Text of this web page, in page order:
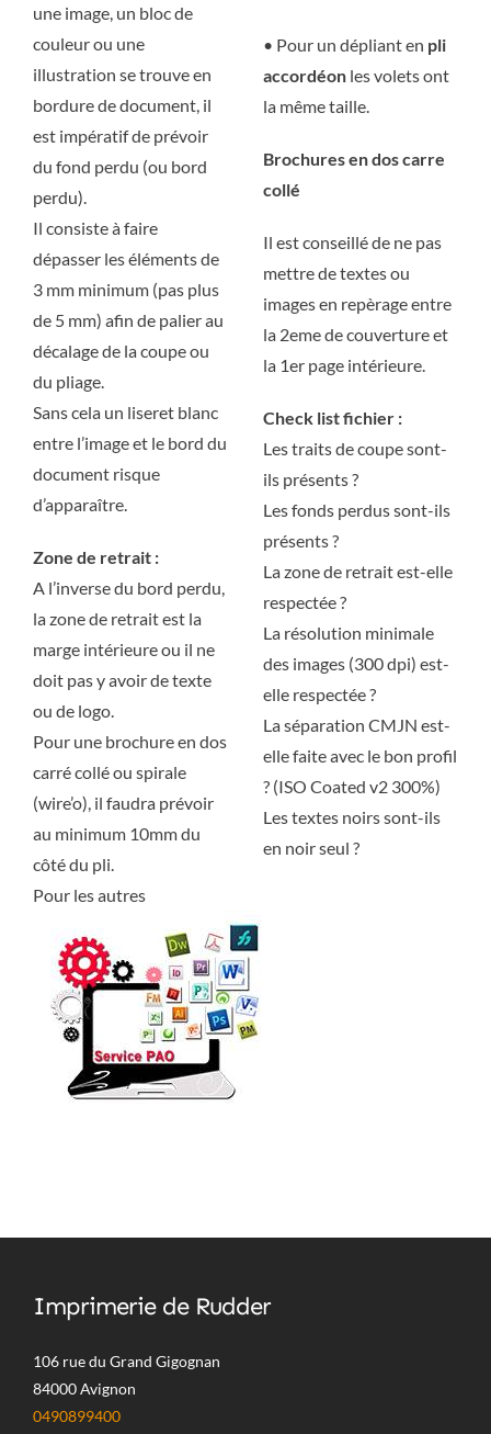
une image, un bloc de
couleur ou une
illustration se trouve en
bordure de document, il
est impératif de prévoir
du fond perdu (ou bord
perdu).
Il consiste à faire
dépasser les éléments de
3 mm minimum (pas plus
de 5 mm) afin de palier au
décalage de la coupe ou
du pliage.
Sans cela un liseret blanc
entre l’image et le bord du
document risque
d’apparaître.
Zone de retrait :
A l’inverse du bord perdu,
la zone de retrait est la
marge intérieure ou il ne
doit pas y avoir de texte
ou de logo.
Pour une brochure en dos
carré collé ou spirale
(wire’o), il faudra prévoir
au minimum 10mm du
côté du pli.
Pour les autres
• Pour un dépliant en pli
accordéon les volets ont
la même taille.
Brochures en dos carre
collé
Il est conseillé de ne pas
mettre de textes ou
images en repèrage entre
la 2eme de couverture et
la 1er page intérieure.
Check list fichier :
Les traits de coupe sont-
ils présents ?
Les fonds perdus sont-ils
présents ?
La zone de retrait est-elle
respectée ?
La résolution minimale
des images (300 dpi) est-
elle respectée ?
La séparation CMJN est-
elle faite avec le bon profil
? (ISO Coated v2 300%)
Les textes noirs sont-ils
en noir seul ?
Imprimerie de Rudder
106 rue du Grand Gigognan
84000 Avignon
0490899400